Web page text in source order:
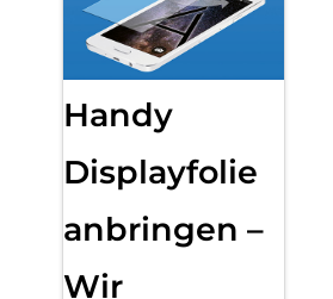
Handy
Displayfolie
anbringen –
Wir